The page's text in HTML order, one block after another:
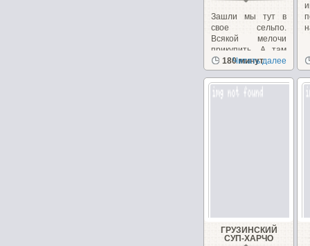
Зашли мы тут в
свое сельпо.
Всякой мелочи
прикупить. А там
такие
замечательные...
180 минут
Читать далее
ГРУЗИНСКИЙ
СУП-ХАРЧО